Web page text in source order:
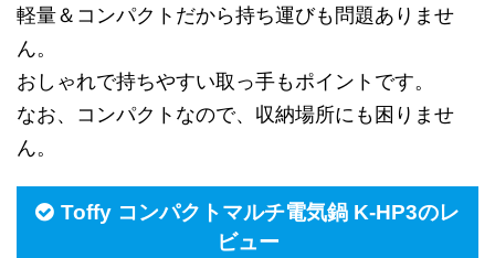
軽量＆コンパクトだから持ち運びも問題ありませ
ん。
おしゃれで持ちやすい取っ手もポイントです。
なお、コンパクトなので、収納場所にも困りませ
ん。
Toffy コンパクトマルチ電気鍋 K-HP3のレ
ビュー